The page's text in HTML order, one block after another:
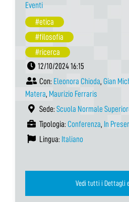
Eventi
#etica
#filosofia
#ricerca
12/10/2024 16:15
Con: Eleonora Chioda, Gian
Matera, Maurizio Ferraris
Sede: Scuola Normale
Tipologia: Conferenza, In
Lingua: Italiano
Vedi tutti i Dettagli